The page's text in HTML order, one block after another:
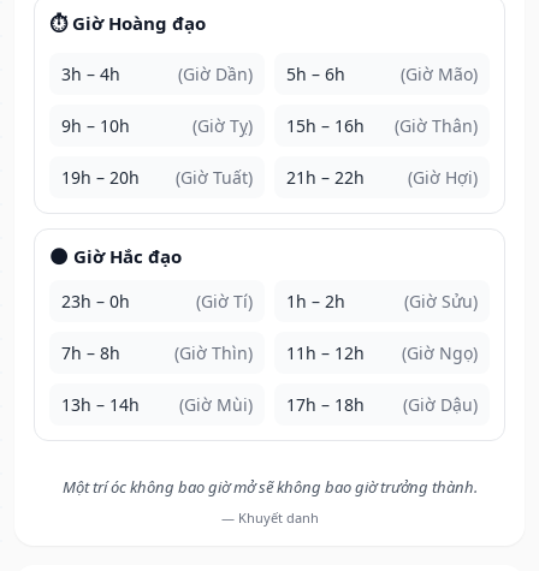
⏱️ Giờ Hoàng đạo
3h – 4h (Giờ Dần) 5h – 6h (Giờ Mão)
9h – 10h (Giờ Tỵ) 15h – 16h (Giờ Thân)
19h – 20h (Giờ Tuất) 21h – 22h (Giờ Hợi)
🌑 Giờ Hắc đạo
23h – 0h (Giờ Tí) 1h – 2h (Giờ Sửu)
7h – 8h (Giờ Thìn) 11h – 12h (Giờ Ngọ)
13h – 14h (Giờ Mùi) 17h – 18h (Giờ Dậu)
Một trí óc không bao giờ mở sẽ không bao giờ trưởng thành.
— Khuyết danh